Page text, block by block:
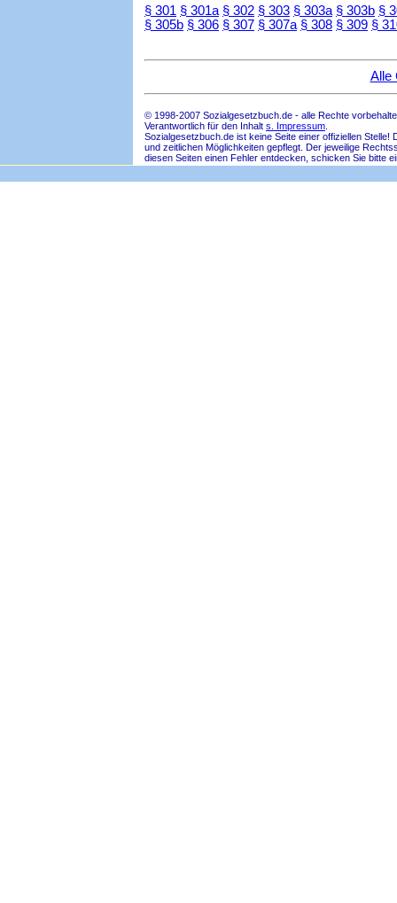
§ 301 § 301a § 302 § 303 § 303a § 303b §
§ 305b § 306 § 307 § 307a § 308 § 309 §
Alle
© 1998-2007 Sozialgesetzbuch.de - alle Rechte
Verantwortlich für den Inhalt s. Impressum
Sozialgesetzbuch.de ist keine Seite einer offiziellen
und zeitlichen Möglichkeiten gepflegt. Der jeweilige
diesen Seiten einen Fehler entdecken, schicken Sie bitte